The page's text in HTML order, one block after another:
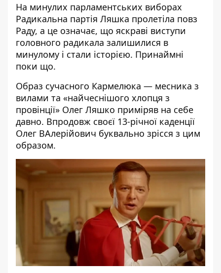
На минулих парламентських виборах
Радикальна партія Ляшка пролетіла повз
Раду, а це означає, що яскраві виступи
головного радикала залишилися в
минулому і стали історією. Принаймні
поки що.
Образ сучасного Кармелюка — месника з
вилами та «найчеснішого хлопця з
провінції» Олег Ляшко приміряв на себе
давно. Впродовж своєї 13-річної каденції
Олег ВАлерійович буквально зрісся з цим
образом.